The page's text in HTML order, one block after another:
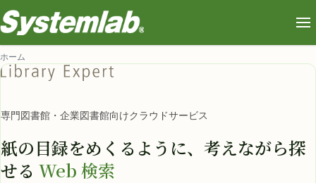
ホーム
専門図書館・企業図書館向けクラウドサービス
紙の目録をめくるように、 考えながら探
せる Web 検索